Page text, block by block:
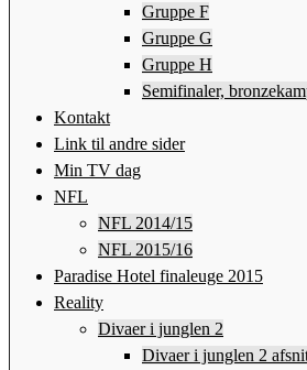
Gruppe F
Gruppe G
Gruppe H
Semifinaler,
Kontakt
Link til andre sider
Min TV dag
NFL
NFL 2014/15
NFL 2015/16
Paradise Hotel finaleuge 2015
Reality
Divaer i junglen 2
Divaer i junglen 2